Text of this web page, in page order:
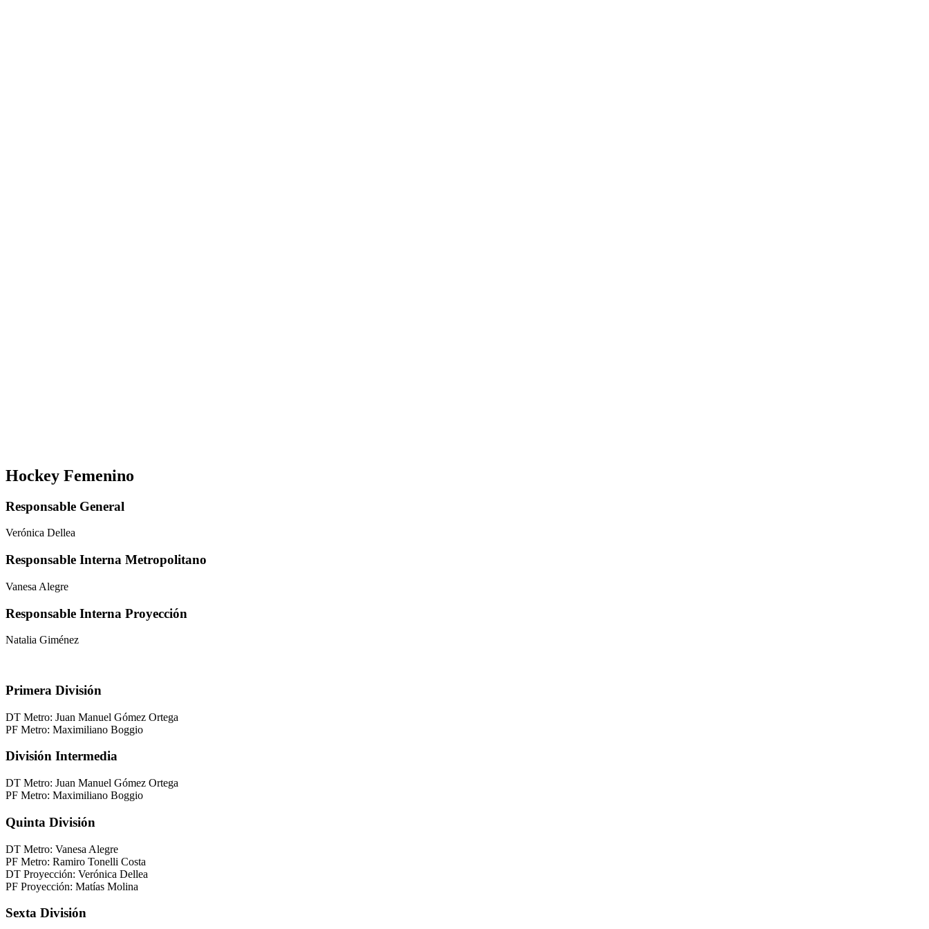
Hockey Femenino
Responsable General
Verónica Dellea
Responsable Interna Metropolitano
Vanesa Alegre
Responsable Interna Proyección
Natalia Giménez
Primera División
DT Metro: Juan Manuel Gómez Ortega
PF Metro: Maximiliano Boggio
División Intermedia
DT Metro: Juan Manuel Gómez Ortega
PF Metro: Maximiliano Boggio
Quinta División
DT Metro: Vanesa Alegre
PF Metro: Ramiro Tonelli Costa
DT Proyección: Verónica Dellea
PF Proyección: Matías Molina
Sexta División